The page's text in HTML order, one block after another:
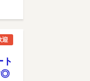
迎
ト
◎